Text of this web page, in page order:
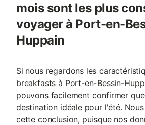
mois sont les plus
voyager à Port-en-
Huppain
Si nous regardons les
breakfasts à Port-en-Bessin-
pouvons facilement confirmer
destination idéale pour l'été.
cette conclusion, puisque nos